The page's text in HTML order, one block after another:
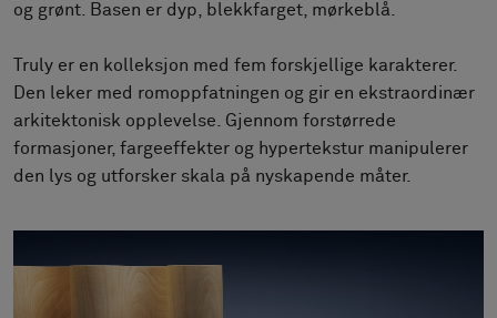
Samarbeid med designere
Stories
FAQ
Om oss
og grønt. Basen er dyp, blekkfarget, mørkeblå.
Truly er en kolleksjon med fem forskjellige karakterer.
Den leker med romoppfatningen og gir en ekstraordinær
arkitektonisk opplevelse. Gjennom forstørrede
formasjoner, fargeeffekter og hypertekstur manipulerer
den lys og utforsker skala på nyskapende måter.